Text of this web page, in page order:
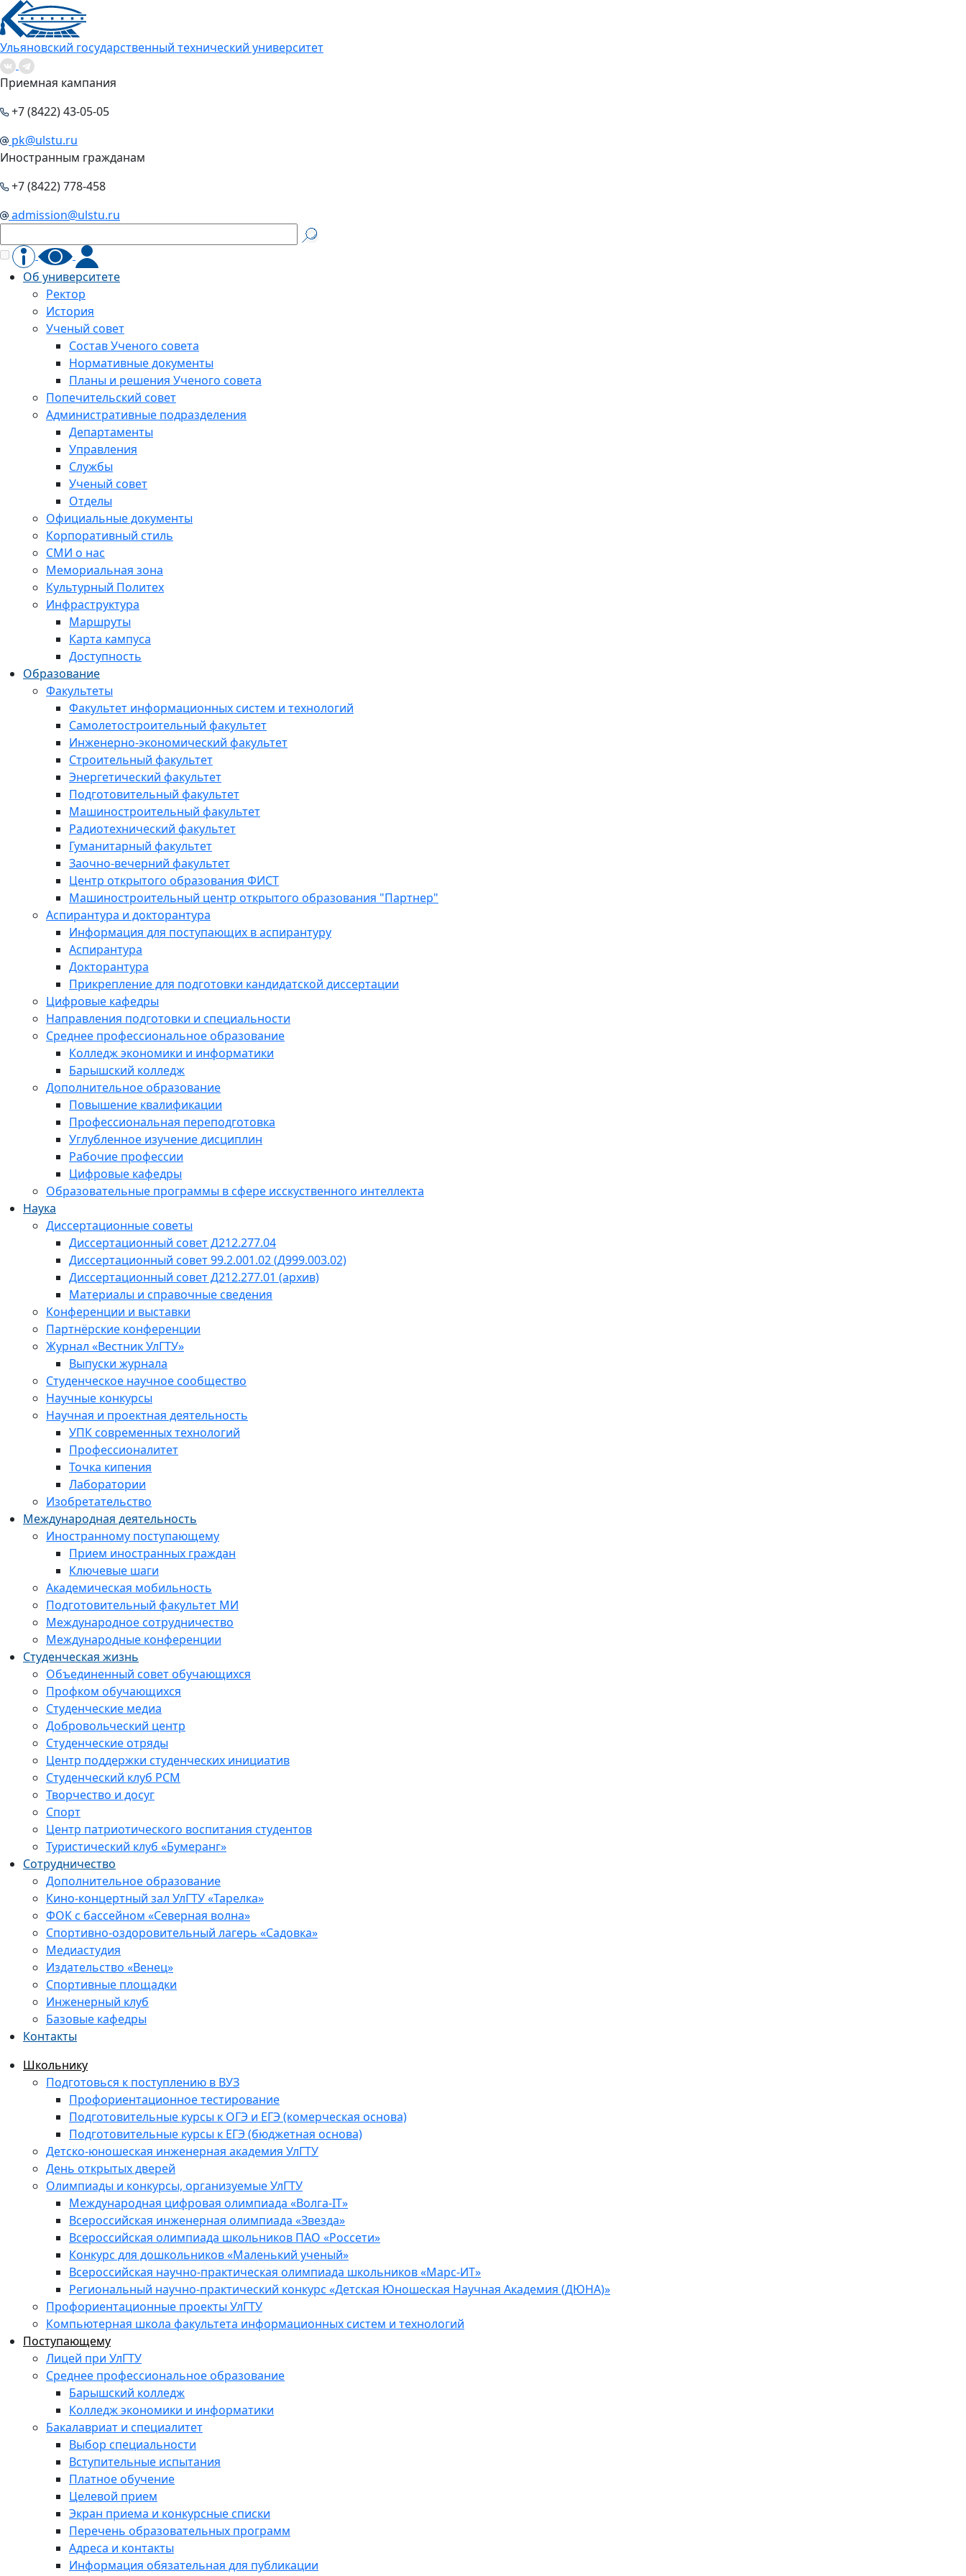
Ульяновский государственный технический университет
Приемная кампания
+7 (8422) 43-05-05
pk@ulstu.ru
Иностранным гражданам
+7 (8422) 778-458
admission@ulstu.ru
Об университете
Ректор
История
Ученый совет
Состав Ученого совета
Нормативные документы
Планы и решения Ученого совета
Попечительский совет
Административные подразделения
Департаменты
Управления
Службы
Ученый совет
Отделы
Официальные документы
Корпоративный стиль
СМИ о нас
Мемориальная зона
Культурный Политех
Инфраструктура
Маршруты
Карта кампуса
Доступность
Образование
Факультеты
Факультет информационных систем и технологий
Самолетостроительный факультет
Инженерно-экономический факультет
Строительный факультет
Энергетический факультет
Подготовительный факультет
Машиностроительный факультет
Радиотехнический факультет
Гуманитарный факультет
Заочно-вечерний факультет
Центр открытого образования ФИСТ
Машиностроительный центр открытого образования "Партнер"
Аспирантура и докторантура
Информация для поступающих в аспирантуру
Аспирантура
Докторантура
Прикрепление для подготовки кандидатской диссертации
Цифровые кафедры
Направления подготовки и специальности
Среднее профессиональное образование
Колледж экономики и информатики
Барышский колледж
Дополнительное образование
Повышение квалификации
Профессиональная переподготовка
Углубленное изучение дисциплин
Рабочие профессии
Цифровые кафедры
Образовательные программы в сфере исскуственного интеллекта
Наука
Диссертационные советы
Диссертационный совет Д212.277.04
Диссертационный совет 99.2.001.02 (Д999.003.02)
Диссертационный совет Д212.277.01 (архив)
Материалы и справочные сведения
Конференции и выставки
Партнёрские конференции
Журнал «Вестник УлГТУ»
Выпуски журнала
Студенческое научное сообщество
Научные конкурсы
Научная и проектная деятельность
УПК современных технологий
Профессионалитет
Точка кипения
Лаборатории
Изобретательство
Международная деятельность
Иностранному поступающему
Прием иностранных граждан
Ключевые шаги
Академическая мобильность
Подготовительный факультет МИ
Международное сотрудничество
Международные конференции
Студенческая жизнь
Объединенный совет обучающихся
Профком обучающихся
Студенческие медиа
Добровольческий центр
Студенческие отряды
Центр поддержки студенческих инициатив
Студенческий клуб РСМ
Творчество и досуг
Спорт
Центр патриотического воспитания студентов
Туристический клуб «Бумеранг»
Сотрудничество
Дополнительное образование
Кино-концертный зал УлГТУ «Тарелка»
ФОК с бассейном «Северная волна»
Спортивно-оздоровительный лагерь «Садовка»
Медиастудия
Издательство «Венец»
Спортивные площадки
Инженерный клуб
Базовые кафедры
Контакты
Школьнику
Подготовься к поступлению в ВУЗ
Профориентационное тестирование
Подготовительные курсы к ОГЭ и ЕГЭ (комерческая основа)
Подготовительные курсы к ЕГЭ (бюджетная основа)
Детско-юношеская инженерная академия УлГТУ
День открытых дверей
Олимпиады и конкурсы, организуемые УлГТУ
Международная цифровая олимпиада «Волга-IT»
Всероссийская инженерная олимпиада «Звезда»
Всероссийская олимпиада школьников ПАО «Россети»
Конкурс для дошкольников «Маленький ученый»
Всероссийская научно-практическая олимпиада школьников «Марс-ИТ»
Региональный научно-практический конкурс «Детская Юношеская Научная Академия (ДЮНА)»
Профориентационные проекты УлГТУ
Компьютерная школа факультета информационных систем и технологий
Поступающему
Лицей при УлГТУ
Среднее профессиональное образование
Барышский колледж
Колледж экономики и информатики
Бакалавриат и специалитет
Выбор специальности
Вступительные испытания
Платное обучение
Целевой прием
Экран приема и конкурсные списки
Перечень образовательных программ
Адреса и контакты
Информация обязательная для публикации